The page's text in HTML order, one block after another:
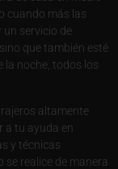
cuando más las
un servicio de
que también esté
la noche, todos los
altamente
a tu ayuda en
y técnicas
realice de manera